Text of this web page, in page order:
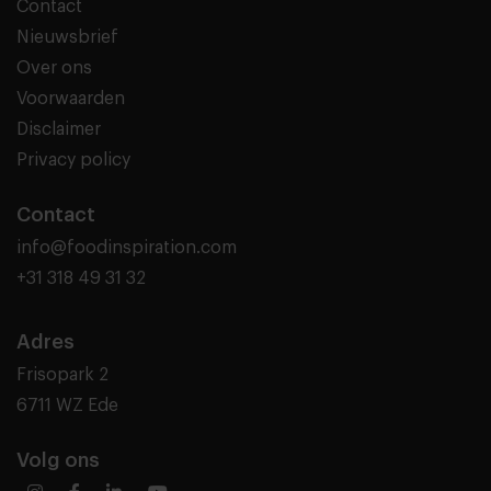
Contact
Nieuwsbrief
Over ons
Voorwaarden
Disclaimer
Privacy policy
Contact
info@foodinspiration.com
+31 318 49 31 32
Adres
Frisopark 2
6711 WZ Ede
Volg ons